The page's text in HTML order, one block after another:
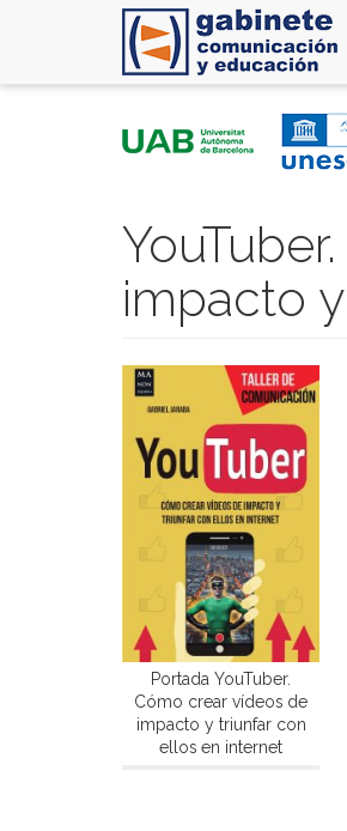
impacto
Portada YouTuber.
Cómo crear vídeos de
impacto y triunfar con
ellos en internet